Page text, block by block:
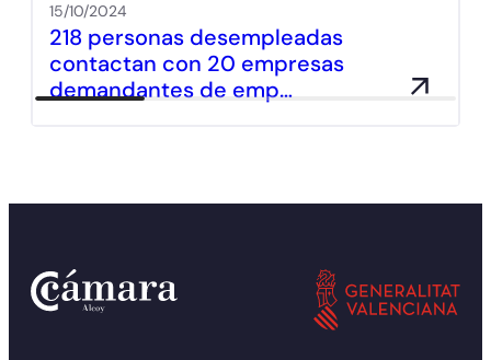
15/10/2024
218 personas desempleadas
contactan con 20 empresas
demandantes de emp…